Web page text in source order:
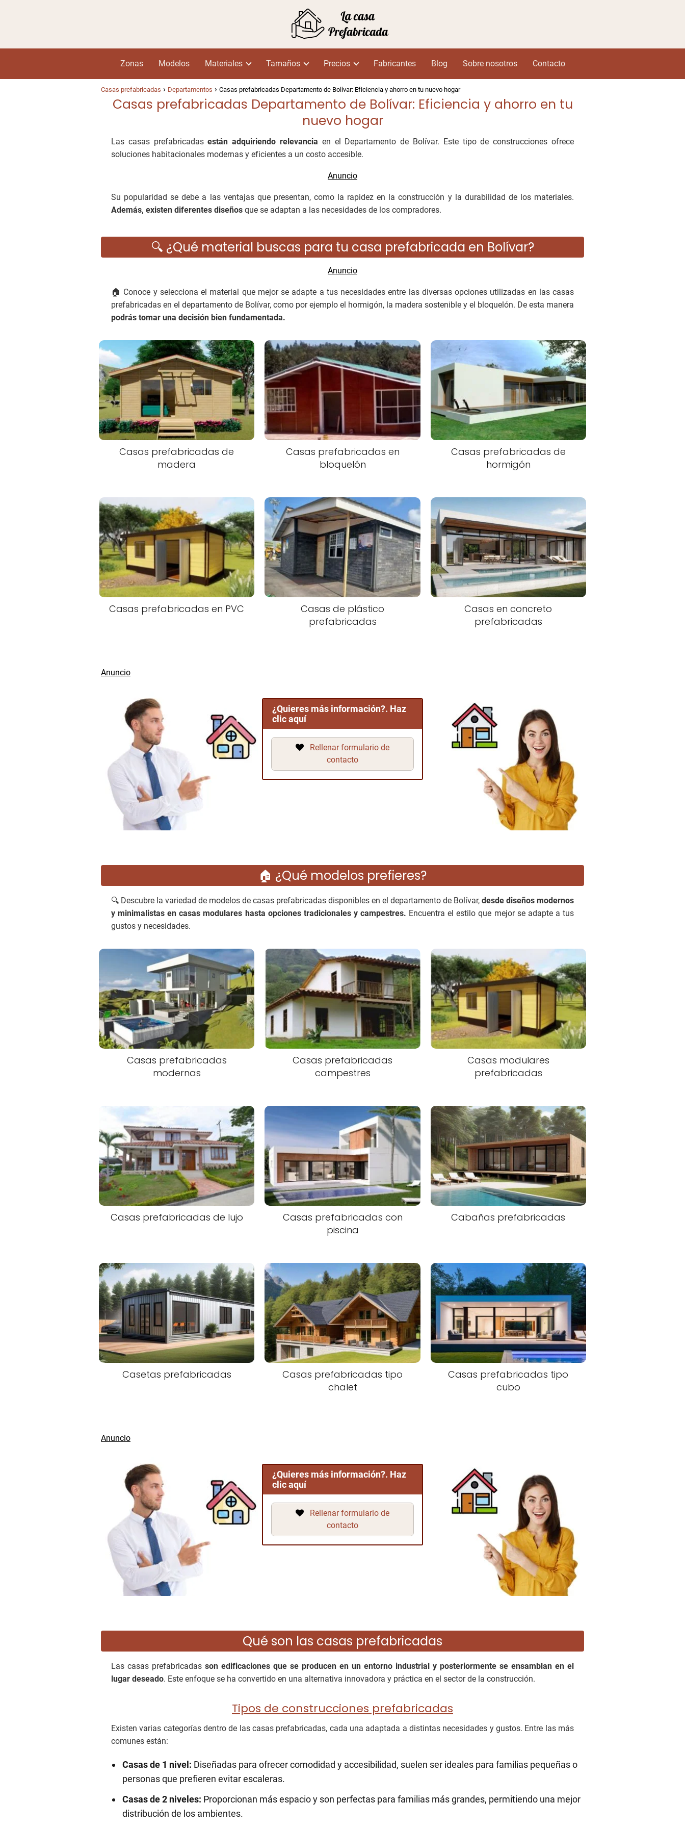
Zonas Modelos Materiales Tamaños Precios Fabricantes Blog Sobre nosotros Contacto
Casas prefabricadas Departamentos Casas prefabricadas Departamento de Bolívar: Eficiencia y ahorro en tu nuevo hogar
Casas prefabricadas Departamento de Bolívar: Eficiencia y ahorro en tu
nuevo hogar
Las casas prefabricadasestán adquiriendo relevancia en el Departamento de Bolívar. Este tipo de construcciones ofrece
soluciones habitacionales modernas y eficientes a un costo accesible.
Su popularidad se debe a las ventajas que presentan, como la rapidez en la construcción y la durabilidad de los materiales.
Además, existen diferentes diseños que se adaptan a las necesidades de los compradores.
🔍 ¿Qué material buscas para tu casa prefabricada en Bolívar?
🏠 Conoce y selecciona el material que mejor se adapte a tus necesidades entre las diversas opciones utilizadas en las casas
prefabricadas en el departamento de Bolívar, como por ejemplo el hormigón, la madera sostenible y el bloquelón. De esta manera
podrás tomar una decisión bien fundamentada.
Casas prefabricadas de
madera
Casas prefabricadas en
bloquelón
Casas prefabricadas de
hormigón
Casas prefabricadas en PVC
Casas de plástico
prefabricadas
Casas en concreto
prefabricadas
¿Quieres más información?. Haz
clic aquí
Rellenar formulario de
contacto
🏠 ¿Qué modelos prefieres?
🔍 Descubre la variedad de modelos de casas prefabricadas disponibles en el departamento de Bolívar, desde diseños modernos
y minimalistas en casas modulares hasta opciones tradicionales y campestres. Encuentra el estilo que mejor se adapte a tus
gustos y necesidades.
Casas prefabricadas
modernas
Casas prefabricadas
campestres
Casas modulares
prefabricadas
Casas prefabricadas de lujo
Casas prefabricadas con
piscina
Cabañas prefabricadas
Casetas prefabricadas
Casas prefabricadas tipo
chalet
Casas prefabricadas tipo
cubo
¿Quieres más información?. Haz
clic aquí
Rellenar formulario de
contacto
Qué son las casas prefabricadas
Las casas prefabricadas son edificaciones que se producen en un entorno industrial y posteriormente se ensamblan en el
lugar deseado. Este enfoque se ha convertido en una alternativa innovadora y práctica en el sector de la construcción.
Tipos de construcciones prefabricadas
Existen varias categorías dentro de las casas prefabricadas, cada una adaptada a distintas necesidades y gustos. Entre las más
comunes están:
Casas de 1 nivel: Diseñadas para ofrecer comodidad y accesibilidad, suelen ser ideales para familias pequeñas o
personas que prefieren evitar escaleras.
Casas de 2 niveles: Proporcionan más espacio y son perfectas para familias más grandes, permitiendo una mejor
distribución de los ambientes.